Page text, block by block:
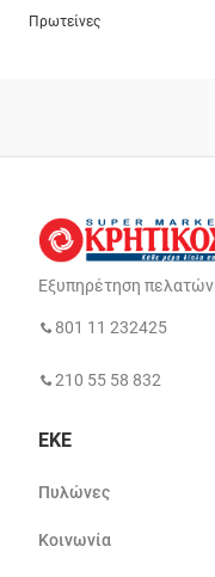
Πρωτείνες
Εξυπηρέτηση πελατών
801 11 232425
210 55 58 832
ΕΚΕ
Πυλώνες
Κοινωνία